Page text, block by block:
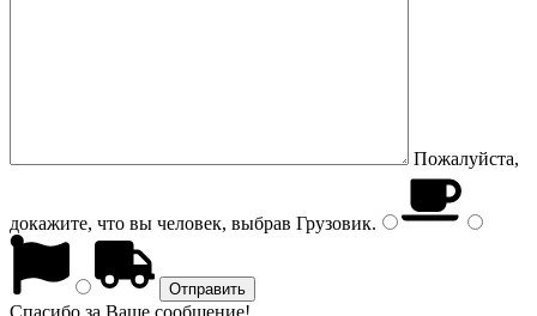
Пожалуйста,
докажите, что вы человек, выбрав Грузовик.
Спасибо за Ваше сообщение!